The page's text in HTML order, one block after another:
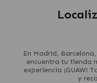
En Madrid,
encuentra tu tienda
experiencia ¡GUAW!
y